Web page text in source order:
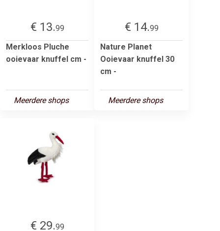
€ 13.99
Merkloos Pluche
ooievaar knuffel cm -
Meerdere shops
€ 14.99
Nature Planet
Ooievaar knuffel 30
cm -
Meerdere shops
€ 29.99